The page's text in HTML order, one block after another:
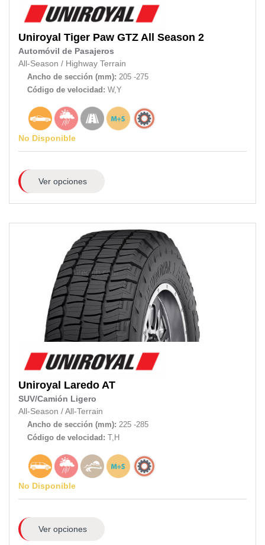
Uniroyal Tiger Paw GTZ All Season 2
Automóvil de Pasajeros
All-Season / Highway Terrain
Ancho de sección (mm): 205 -275
Código de velocidad: W,Y
No Disponible
Ver opciones
Uniroyal Laredo AT
SUV/Camión Ligero
All-Season / All-Terrain
Ancho de sección (mm): 225 -285
Código de velocidad: T,H
No Disponible
Ver opciones